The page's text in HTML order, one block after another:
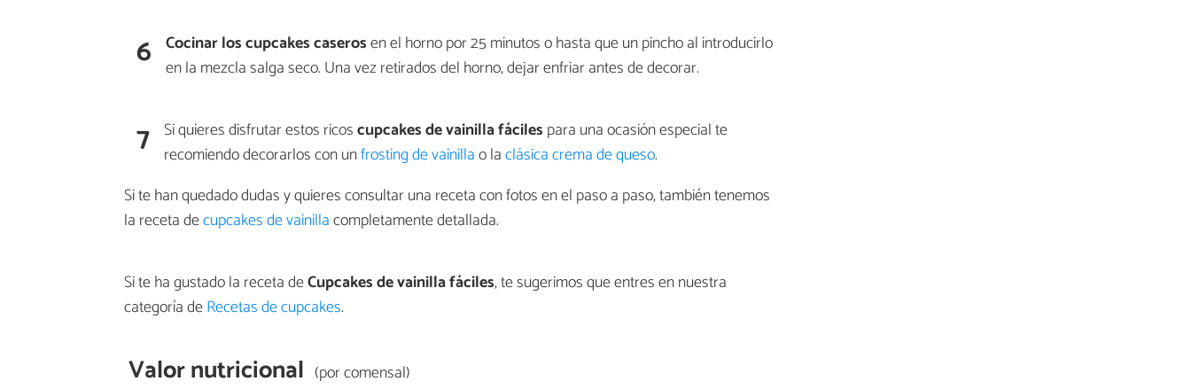
6 Cocinar los cupcakes caserosen el horno por 25 minutos o hasta que un pincho al introducirlo
en la mezcla salga seco. Una vez retirados del horno, dejar enfriar antes de decorar.
7 Si quieres disfrutar estos ricoscupcakes de vainilla fáciles para una ocasión especial te
recomiendo decorarlos con unfrosting de vainillao laclásica crema de queso.
Si te han quedado dudas y quieres consultar una receta con fotos en el paso a paso, también tenemos
la receta decupcakes de vainillacompletamente detallada.
Si te ha gustado la receta deCupcakes de vainilla fáciles, te sugerimos que entres en nuestra
categoría deRecetas de cupcakes.
Valor nutricional (por comensal)